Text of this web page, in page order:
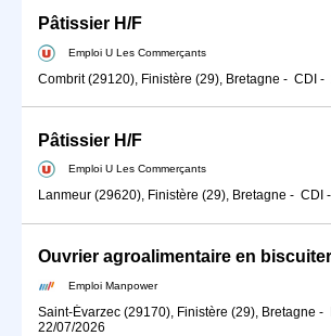
Pâtissier H/F
Emploi U Les Commerçants
Combrit (29120), Finistère (29), Bretagne - CDI -
Pâtissier H/F
Emploi U Les Commerçants
Lanmeur (29620), Finistère (29), Bretagne - CDI -
Emploi Manpower
Saint-Évarzec (29170), Finistère (29), Bretagne -
22/07/2026